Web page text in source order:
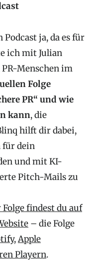
ja, da es für
ich mit Julian
Menschen im
Folge
PR“ und wie
kann, die
hilft dir dabei,
für dein
und mit KI-
Pitch-Mails zu
findest du auf
– die Folge
,Apple
Playern.